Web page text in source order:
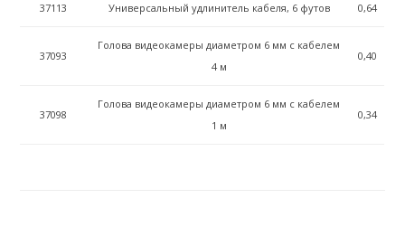
37113 Универсальный удлинитель кабеля, 6 футов 0,64
37093
Голова видеокамеры диаметром 6 мм с кабелем
4 м
0,40
37098
Голова видеокамеры диаметром 6 мм с кабелем
1 м
0,34